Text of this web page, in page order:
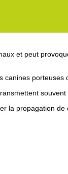
et peut
canines porteuses
la propagation de